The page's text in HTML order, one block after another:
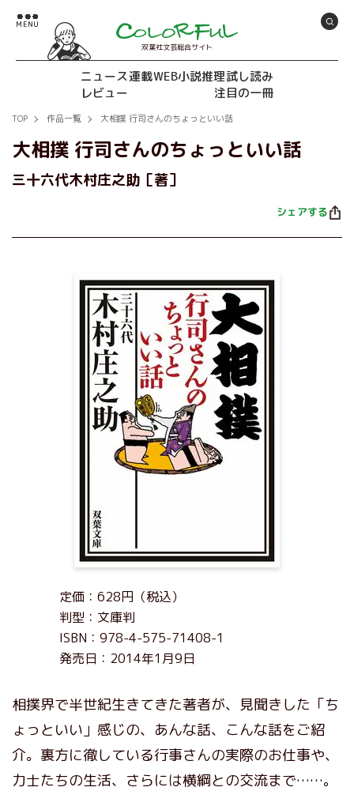
双葉社文芸総合サイト
ニュース連載WEB小説推理試し読み
レビュー
注目の一冊
TOP 作品一覧 大相撲 行司さんのちょっといい話
大相撲 行司さんのちょっといい話
三十六代木村庄之助［著］
シェアする
定価：628円（税込）
判型：文庫判
ISBN：978-4-575-71408-1
発売日：2014年1月9日
相撲界で半世紀生きてきた著者が、見聞きした「ち
ょっといい」感じの、あんな話、こんな話をご紹
介。裏方に徹している行事さんの実際のお仕事や、
力士たちの生活、さらには横綱との交流まで……。